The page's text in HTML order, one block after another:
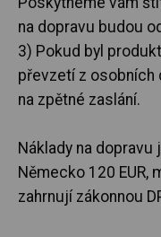
na dopravu budou
3) Pokud byl
převzetí z osobních
na zpětné zaslání.
Náklady na
Německo 120 EUR,
zahrnují zákonnou